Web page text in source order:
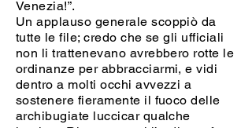
Venezia!”.
Un applauso generale scoppiò da
tutte le file; credo che se gli ufficiali
non li trattenevano avrebbero rotte le
ordinanze per abbracciarmi, e vidi
dentro a molti occhi avvezzi a
sostenere fieramente il fuoco delle
archibugiate luccicar qualche